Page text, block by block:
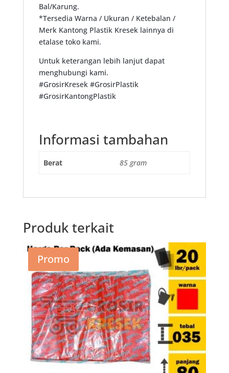
Bal/Karung.
*Tersedia Warna / Ukuran / Ketebalan /
Merk Kantong Plastik Kresek lainnya di
etalase toko kami.
Untuk keterangan lebih lanjut dapat
menghubungi kami.
#GrosirKresek #GrosirPlastik
#GrosirKantongPlastik
Informasi tambahan
Berat 85 gram
Produk terkait
Promo